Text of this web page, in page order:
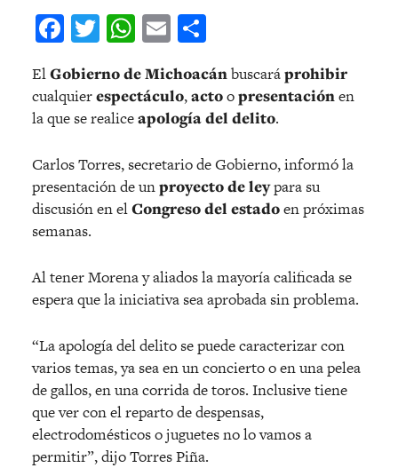
Facebook
Twitter
WhatsApp
Email
ElGobierno de Michoacánbuscaráprohibir
cualquierespectáculo,actoopresentaciónen
la que se realiceapología del delito.
Carlos Torres, secretario de Gobierno, informó la
presentación de unproyecto de leypara su
discusión en elCongreso del estadoen próximas
semanas.
Al tener Morena y aliados la mayoría calificada se
espera que la iniciativa sea aprobada sin problema.
“La apología del delito se puede caracterizar con
varios temas, ya sea en un concierto o en una pelea
de gallos, en una corrida de toros. Inclusive tiene
que ver con el reparto de despensas,
electrodomésticos o juguetes no lo vamos a
permitir”, dijo Torres Piña.